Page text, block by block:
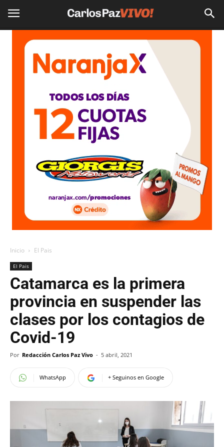
Inicio El Pais
El Pais
Catamarca es la primera
provincia en suspender las
clases por los contagios de
Covid-19
Por Redacción Carlos Paz Vivo - 5 abril, 2021
WhatsApp + Seguinos en Google